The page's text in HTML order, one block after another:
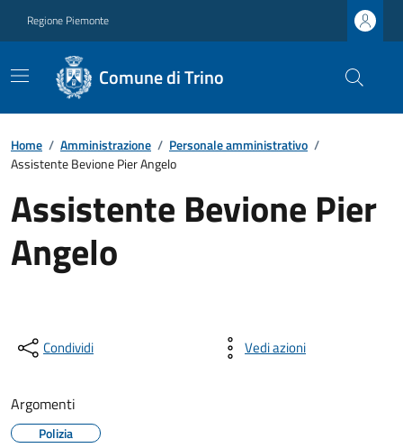
Regione Piemonte
Comune di Trino
Home / Amministrazione / Personale amministrativo /
Assistente Bevione Pier Angelo
Assistente Bevione Pier
Angelo
Condividi Vedi azioni
Argomenti
Polizia